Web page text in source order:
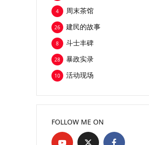
周末茶馆
4
建民的故事
26
斗士丰碑
8
暴政实录
28
活动现场
10
FOLLOW ME ON